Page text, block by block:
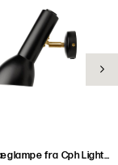
Oblique Væglampe fra Cph Lighting